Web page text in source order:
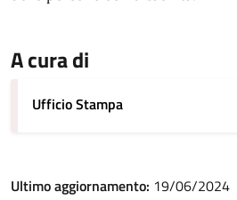
A cura di
Ufficio Stampa
Ultimo aggiornamento: 19/06/2024